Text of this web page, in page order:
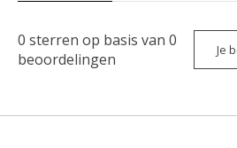
0 sterren op basis van 0
beoordelingen
Je